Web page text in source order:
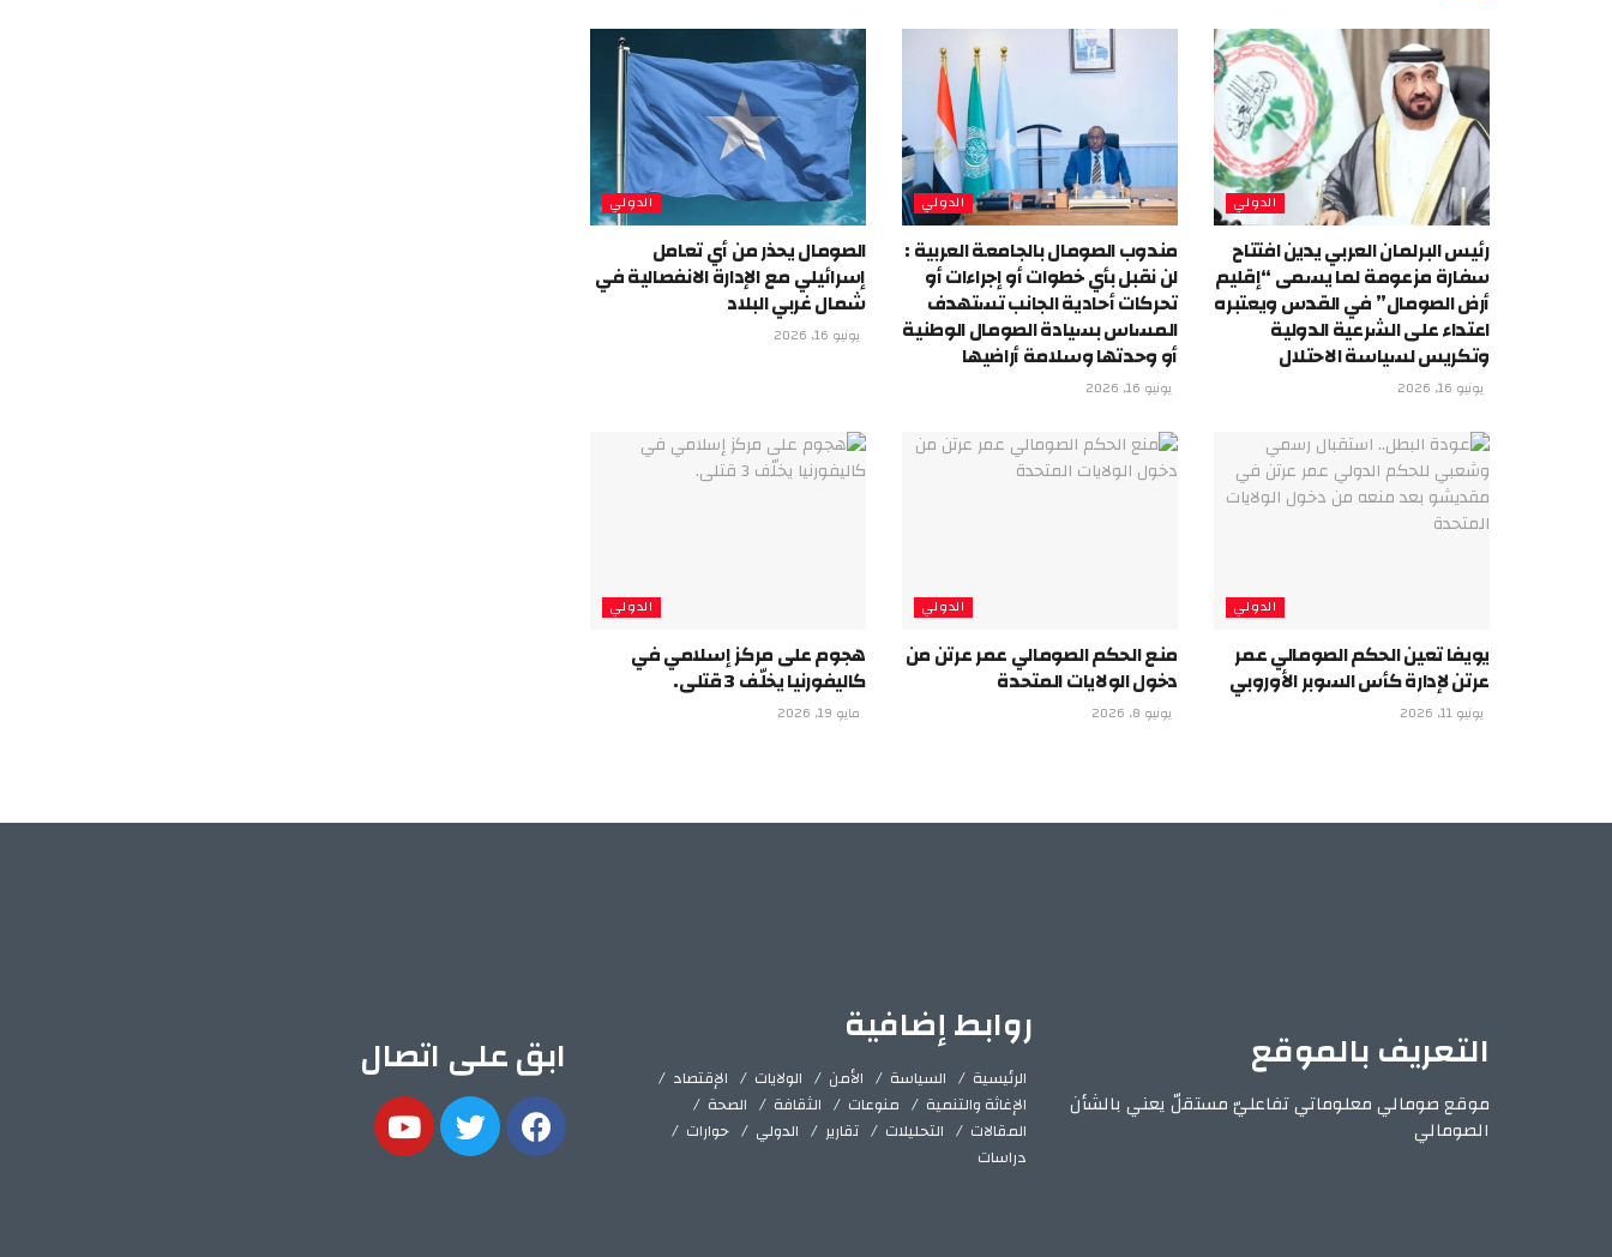
الدولي
رئيس البرلمان العربي يدين افتتاح
سفارة مزعومة لما يسمى “إقليم
أرض الصومال” في القدس ويعتبره
اعتداء على الشرعية الدولية
وتكريس لسياسة الاحتلال
يونيو 16, 2026
الدولي
مندوب الصومال بالجامعة العربية :
لن نقبل بأي خطوات أو إجراءات أو
تحركات أحادية الجانب تستهدف
المساس بسيادة الصومال الوطنية
أو وحدتها وسلامة أراضيها
يونيو 16, 2026
الدولي
الصومال يحذر من أي تعامل
إسرائيلي مع الإدارة الانفصالية في
شمال غربي البلاد
يونيو 16, 2026
الدولي
يويفا تعين الحكم الصومالي عمر
عرتن لإدارة كأس السوبر الأوروبي
يونيو 11, 2026
الدولي
منع الحكم الصومالي عمر عرتن من
دخول الولايات المتحدة
يونيو 8, 2026
الدولي
هجوم على مركز إسلامي في
كاليفورنيا يخلّف 3 قتلى.
مايو 19, 2026
التعريف بالموقع
موقع صومالي معلوماتي تفاعليّ مستقلّ يعني بالشأن
الصومالي
روابط إضافية
الرئيسية السياسة الأمن الولايات
الإقتصاد
الإغاثة والتنمية
منوعات الثقافة
الصحة
المقالات
التحليلات تقارير الدولي
حوارات
دراسات
ابق على اتصال